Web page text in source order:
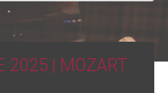
| MOZART